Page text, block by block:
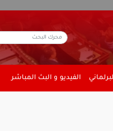
الفيديو و البث المباشر